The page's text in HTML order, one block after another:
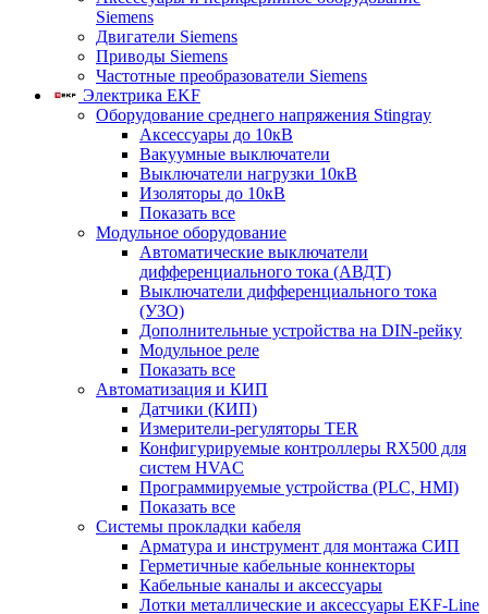
Siemens
Двигатели Siemens
Приводы Siemens
Частотные преобразователи Siemens
Электрика EKF
Оборудование среднего напряжения Stingray
Аксессуары до 10кВ
Вакуумные выключатели
Выключатели нагрузки 10кВ
Изоляторы до 10кВ
Показать все
Модульное оборудование
Автоматические выключатели
дифференциального тока (АВДТ)
Выключатели дифференциального тока
(УЗО)
Дополнительные устройства на DIN-рейку
Модульное реле
Показать все
Автоматизация и КИП
Датчики (КИП)
Измерители-регуляторы TER
Конфигурируемые контроллеры RX500 для
систем HVAC
Программируемые устройства (PLC, HMI)
Показать все
Системы прокладки кабеля
Арматура и инструмент для монтажа СИП
Герметичные кабельные коннекторы
Кабельные каналы и аксессуары
Лотки металлические и аксессуары EKF-Line